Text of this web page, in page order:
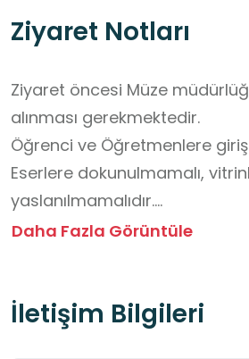
Ziyaret Notları
Ziyaret öncesi Müze
alınması gerekmektedir.
Öğrenci ve Öğretmenlere
Eserlere dokunulmamalı,
yaslanılmamalıdır.
Müze kurallarına ve görevli
gezmelidir.
Daha Fazla Görüntüle
İletişim Bilgileri